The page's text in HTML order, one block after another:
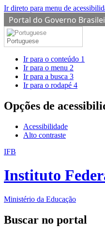
Ir direto para menu de
Portal do Governo
Portuguese
Ir para o conteúdo 1
Ir para o menu 2
Ir para a busca 3
Ir para o rodapé 4
Opções de
Acessibilidade
Alto contraste
IFB
Instituto
Ministério da Educação
Buscar no portal